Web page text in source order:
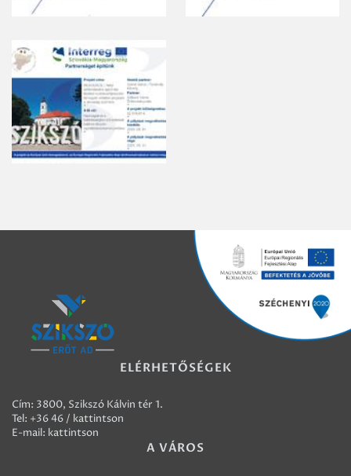
ELÉRHETŐSÉGEK
Cím: 3800, Szikszó Kálvin tér 1.
Tel: +36 46 / kattintson
E-mail: kattintson
A VÁROS